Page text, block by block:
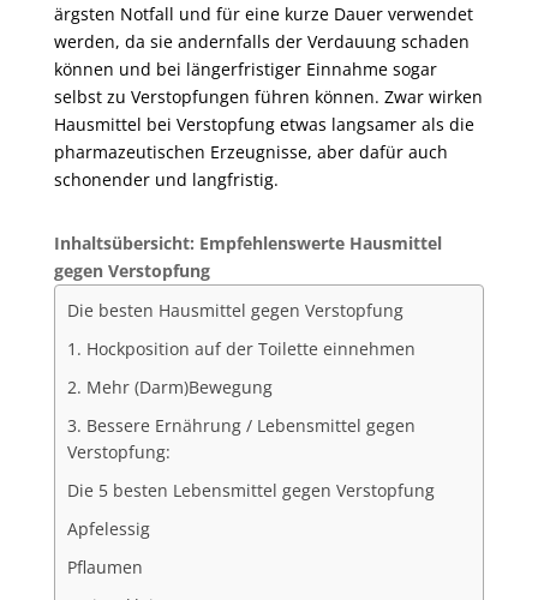
ärgsten Notfall und für eine kurze Dauer verwendet
werden, da sie andernfalls der Verdauung schaden
können und bei längerfristiger Einnahme sogar
selbst zu Verstopfungen führen können. Zwar wirken
Hausmittel bei Verstopfung etwas langsamer als die
pharmazeutischen Erzeugnisse, aber dafür auch
schonender und langfristig.
Inhaltsübersicht: Empfehlenswerte Hausmittel
gegen Verstopfung
Die besten Hausmittel gegen Verstopfung
1. Hockposition auf der Toilette einnehmen
2. Mehr (Darm)Bewegung
3. Bessere Ernährung / Lebensmittel gegen
Verstopfung:
Die 5 besten Lebensmittel gegen Verstopfung
Apfelessig
Pflaumen